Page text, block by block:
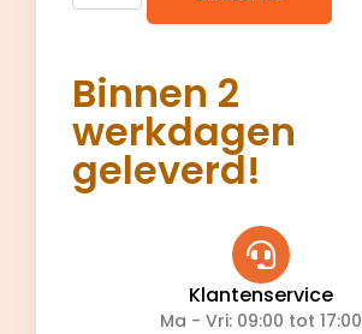
Binnen 2
werkdagen
geleverd!
Klantenservice
Ma - Vri: 09:00 tot 17:00